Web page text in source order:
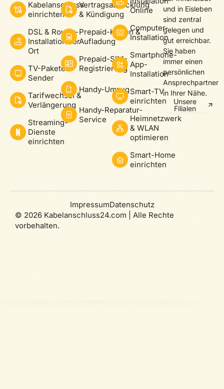
Kabelanschluss
einrichten
DSL & Router-
Installation vor
Ort
TV-Pakete &
Sender
Tarifwechsel &
Verlängerung
Streaming-
Dienste
einrichten
Vertragsabwicklung
& Kündigung
Prepaid-Karten &
Aufladung
Prepaid-SIM-
Registrierung
Handy-Umzug
Handy-Reparatur-
Service
Online
Computer-
Installation
Smartphone-
App-
Installation
Smart-TV
einrichten
Heimnetzwerk
& WLAN
optimieren
Smart-Home
einrichten
und in Eisleben
sind zentral
gelegen und
gut erreichbar.
Sie haben
immer einen
persönlichen
Ansprechpartner
in Ihrer Nähe.
Unsere
Filialen
© 2026 Kabelanschluss24.com | Alle Rechte
vorbehalten.
ImpressumDatenschutz